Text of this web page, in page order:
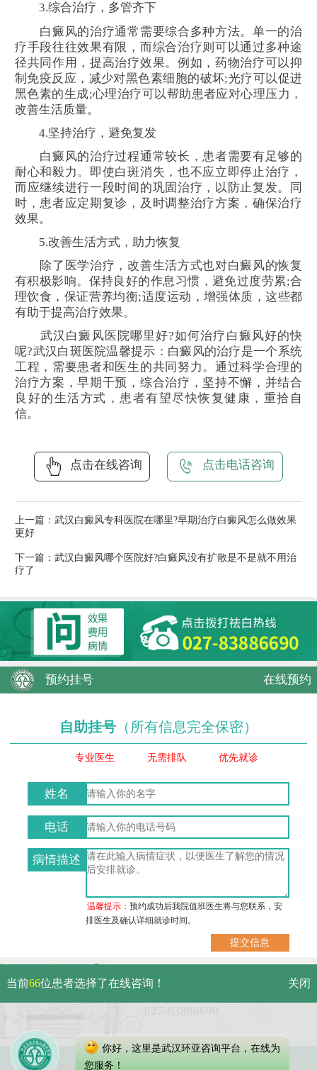
3.综合治疗，多管齐下
白癜风的治疗通常需要综合多种方法。单一的治
疗手段往往效果有限，而综合治疗则可以通过多种途
径共同作用，提高治疗效果。例如，药物治疗可以抑
制免疫反应，减少对黑色素细胞的破坏;光疗可以促进
黑色素的生成;心理治疗可以帮助患者应对心理压力，
改善生活质量。
4.坚持治疗，避免复发
白癜风的治疗过程通常较长，患者需要有足够的
耐心和毅力。即使白斑消失，也不应立即停止治疗，
而应继续进行一段时间的巩固治疗，以防止复发。同
时，患者应定期复诊，及时调整治疗方案，确保治疗
效果。
5.改善生活方式，助力恢复
除了医学治疗，改善生活方式也对白癜风的恢复
有积极影响。保持良好的作息习惯，避免过度劳累;合
理饮食，保证营养均衡;适度运动，增强体质，这些都
有助于提高治疗效果。
武汉白癜风医院哪里好?如何治疗白癜风好的快
呢?武汉白斑医院温馨提示：白癜风的治疗是一个系统
工程，需要患者和医生的共同努力。通过科学合理的
治疗方案，早期干预，综合治疗，坚持不懈，并结合
良好的生活方式，患者有望尽快恢复健康，重拾自
信。
点击在线咨询 点击电话咨询
上一篇： 武汉白癜风专科医院在哪里?早期治疗白癜风怎么做效果
更好
下一篇： 武汉白癜风哪个医院好?白癜风没有扩散是不是就不用治
疗了
预约挂号 在线预约
自助挂号 （所有信息完全保密）
专业医生 无需排队 优先就诊
姓名
电话
病情描述
温馨提示：预约成功后我院值班医生将与您联系，安
排医生及确认详细就诊时间。
武汉市硚口区解放大道479号
Copyright 2023 武汉环亚中医白癜风医院
当前66位患者选择了在线咨询！ 关闭
你好，这里是武汉环亚咨询平台，在线为
您服务！